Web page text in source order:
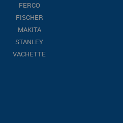
FERCO
FISCHER
MAKITA
STANLEY
VACHETTE